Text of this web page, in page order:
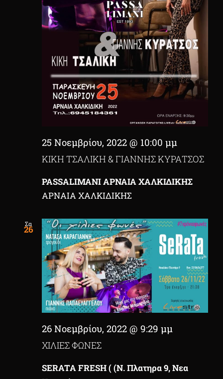
25 Νοεμβρίου, 2022 @ 10:00 μμ
ΚΙΚΗ ΤΣΑΛΙΚΗ & ΓΙΑΝΝΗΣ ΚΥΡΑΤΣΟΣ
PASSALIMANI ΑΡΝΑΙΑ ΧΑΛΚΙΔΙΚΗΣ
ΑΡΝΑΙΑ ΧΑΛΚΙΔΙΚΗΣ
Σα
26
26 Νοεμβρίου, 2022 @ 9:29 μμ
ΧΙΛΙΕΣ ΦΩΝΕΣ
SERATA FRESH ( (N. Πλατηρα 9, Νεα